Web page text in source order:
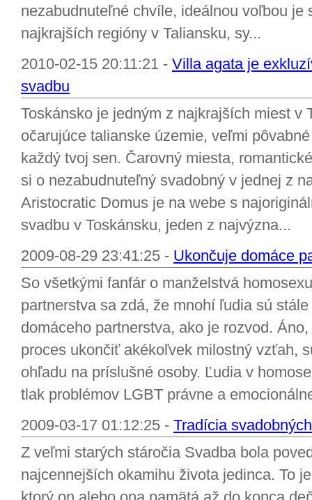
nezabudnuteľné chvíle, ideálnou voľbou je
najkrajších regióny v Taliansku, sy...
2010-02-15 20:11:21 - Villa agata je
svadbu
Toskánsko je jedným z najkrajších miest v
očarujúce talianske územie, veľmi
každý tvoj sen. Čarovný miesta,
si o nezabudnuteľný svadobný v jednej z
Aristocratic Domus je na webe s
svadbu v Toskánsku, jeden z najvýzna...
2009-08-29 23:41:25 - Ukončuje domáce
So všetkými fanfár o manželstvá
partnerstva sa zdá, že mnohí ľudia sú
domáceho partnerstva, ako je rozvod.
proces ukončiť akékoľvek milostný vzťah,
ohľadu na príslušné osoby. Ľudia v
tlak problémov LGBT právne a
2009-03-17 01:12:25 - Tradícia
Z veľmi starých stáročia Svadba bola
najcennejších okamihu života jedinca. To